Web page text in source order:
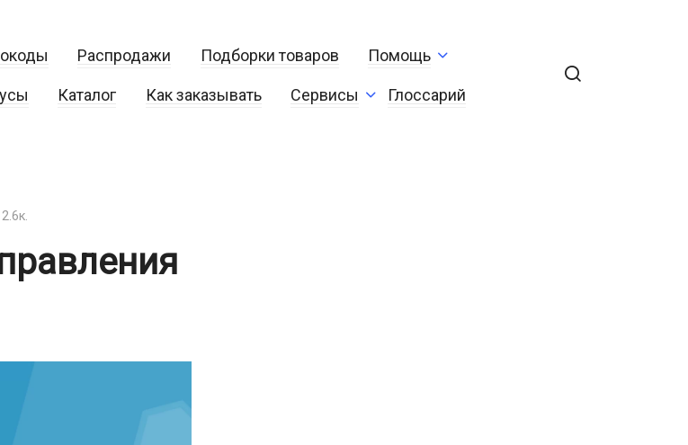
Распродажи Подборки товаров Помощь
Каталог Как заказывать Сервисы Глоссарий
2.6к.